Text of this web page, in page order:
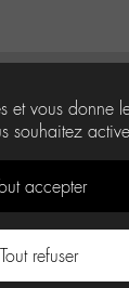
et vous donne
souhaitez
accepter
Tout refuser